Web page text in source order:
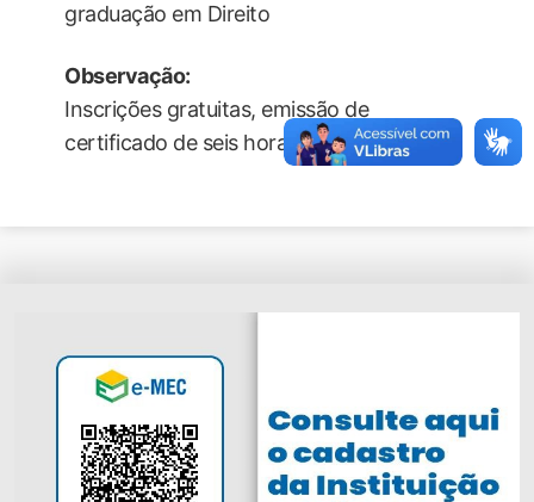
graduação em Direito
Observação:
Inscrições gratuitas, emissão de
certificado de seis horas de AAC